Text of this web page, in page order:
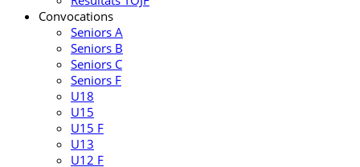
Convocations
Seniors A
Seniors B
Seniors C
Seniors F
U18
U15
U15 F
U13
U12 F